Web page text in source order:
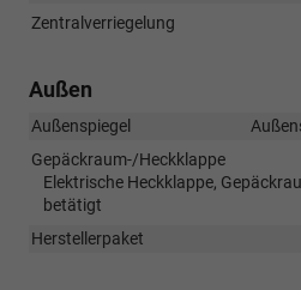
Zentralverriegelung
Außen
Außenspiegel
Gepäckraum-/Heckklappe
Elektrische Heckklappe,
betätigt
Herstellerpaket